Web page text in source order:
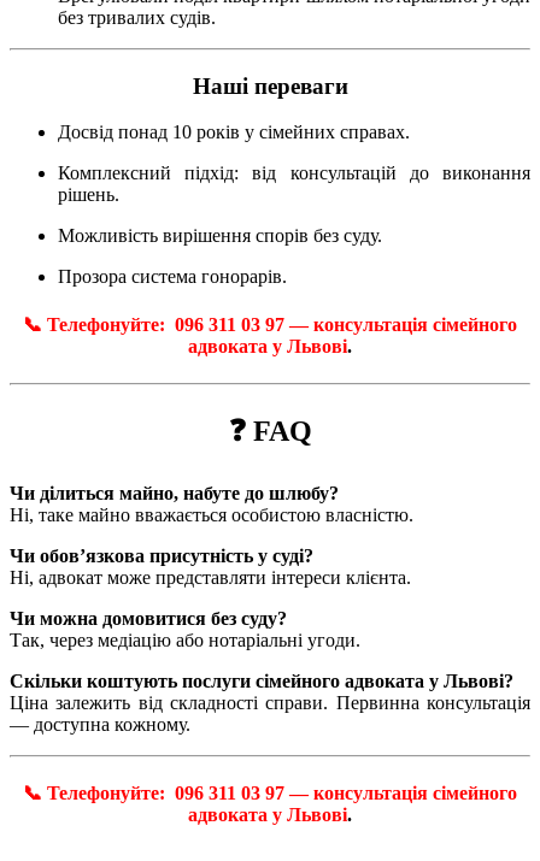
без тривалих судів.
Наші переваги
Досвід понад 10 років у сімейних справах.
Комплексний підхід: від консультацій до виконання
рішень.
Можливість вирішення спорів без суду.
Прозора система гонорарів.
📞 Телефонуйте: 096 311 03 97 — консультація сімейного
адвоката у Львові.
❓ FAQ
Чи ділиться майно, набуте до шлюбу?
Ні, таке майно вважається особистою власністю.
Чи обов’язкова присутність у суді?
Ні, адвокат може представляти інтереси клієнта.
Чи можна домовитися без суду?
Так, через медіацію або нотаріальні угоди.
Скільки коштують послуги сімейного адвоката у Львові?
Ціна залежить від складності справи. Первинна консультація
— доступна кожному.
📞 Телефонуйте: 096 311 03 97 — консультація сімейного
адвоката у Львові.